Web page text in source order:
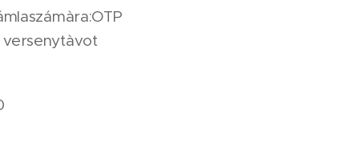
versenytàvot